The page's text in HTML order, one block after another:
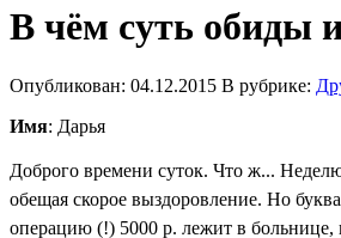
В чём суть обиды
Опубликован: 04.12.2015 В рубрике:
Имя: Дарья
Доброго времени суток. Что ж...
обещая скорое выздоровление. Но
операцию (!) 5000 р. лежит в больнице,